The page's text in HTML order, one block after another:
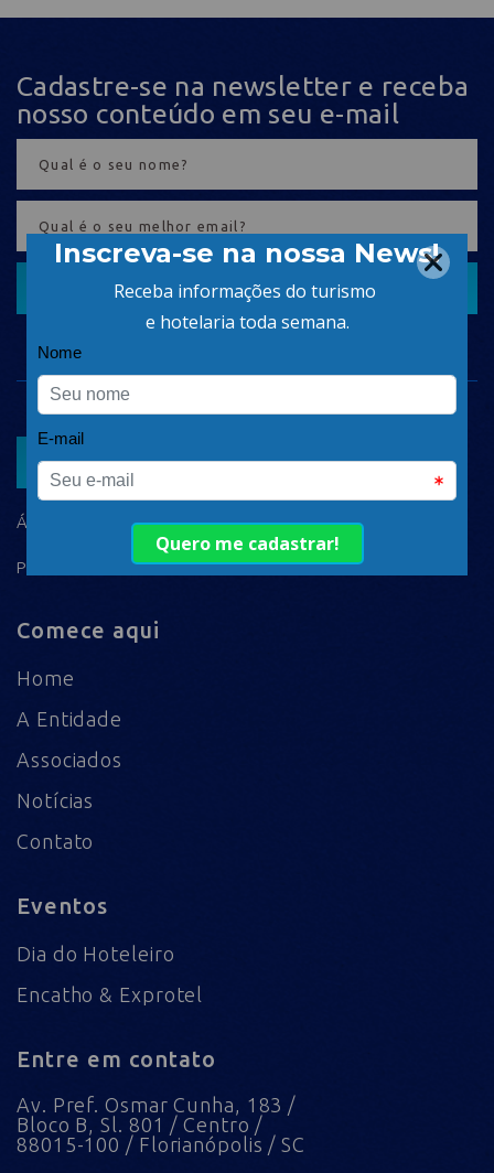
Cadastre-se na newsletter e receba
nosso conteúdo em seu e-mail
CADASTRAR
ASSOCIAR
ÁREA DO ASSOCIADO
POLÍTICA DE PRIVACIDADE
Comece aqui
Home
A Entidade
Associados
Notícias
Contato
Eventos
Dia do Hoteleiro
Encatho & Exprotel
Entre em contato
Av. Pref. Osmar Cunha, 183 /
Bloco B, Sl. 801 / Centro /
88015-100 / Florianópolis / SC